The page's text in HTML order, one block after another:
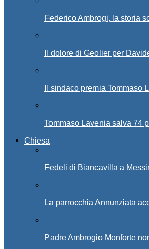
Federico Ambrogi, la storia
Il dolore di Geolier per
Il sindaco premia Tommaso
Tommaso Lavenia salva 74
Chiesa
Fedeli di Biancavilla a
La parrocchia Annunziata
Padre Ambrogio Monforte